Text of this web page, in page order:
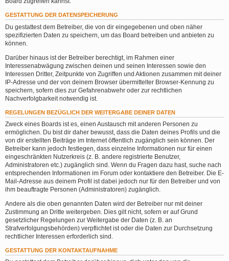
GESTATTUNG DER DATENSPEICHERUNG
Du gestattest dem Betreiber, die von dir eingegebenen und oben näher
spezifizierten Daten zu speichern, um das Board betreiben und anbieten zu
können.
Darüber hinaus ist der Betreiber berechtigt, im Rahmen einer
Interessenabwägung zwischen deinen und seinen Interessen sowie den
Interessen Dritter, Zeitpunkte von Zugriffen und Aktionen zusammen mit deiner
IP-Adresse und der von deinem Browser übermittelter Browser-Kennung zu
speichern, sofern dies zur Gefahrenabwehr oder zur rechtlichen
Nachverfolgbarkeit notwendig ist.
REGELUNGEN BEZÜGLICH DER WEITERGABE DEINER DATEN
Zweck eines Boards ist es, einen Austausch mit anderen Personen zu
ermöglichen. Du bist dir daher bewusst, dass die Daten deines Profils und die
von dir erstellten Beiträge im Internet öffentlich zugänglich sein können. Der
Betreiber kann jedoch festlegen, dass einzelne Informationen nur für einen
eingeschränkten Nutzerkreis (z. B. andere registrierte Benutzer,
Administratoren etc.) zugänglich sind. Wenn du Fragen dazu hast, suche nach
entsprechenden Informationen im Forum oder kontaktiere den Betreiber. Die E-
Mail-Adresse aus deinem Profil ist dabei jedoch nur für den Betreiber und von
ihm beauftragte Personen (Administratoren) zugänglich.
Andere als die oben genannten Daten wird der Betreiber nur mit deiner
Zustimmung an Dritte weitergeben. Dies gilt nicht, sofern er auf Grund
gesetzlicher Regelungen zur Weitergabe der Daten (z. B. an
Strafverfolgungsbehörden) verpflichtet ist oder die Daten zur Durchsetzung
rechtlicher Interessen erforderlich sind.
GESTATTUNG DER KONTAKTAUFNAHME